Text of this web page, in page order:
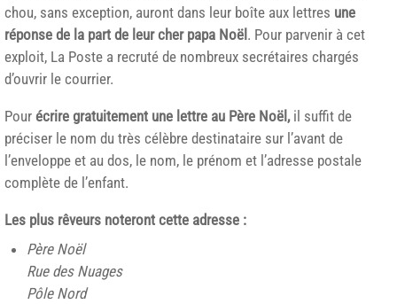
chou, sans exception, auront dans leur boîte aux lettres une
réponse de la part de leur cher papa Noël. Pour parvenir à cet
exploit, La Poste a recruté de nombreux secrétaires chargés
d’ouvrir le courrier.
Pour écrire gratuitement une lettre au Père Noël,il suffit de
préciser le nom du très célèbre destinataire sur l’avant de
l’enveloppe et au dos, le nom, le prénom et l’adresse postale
complète de l’enfant.
Les plus rêveurs noteront cette adresse :
Père Noël
Rue des Nuages
Pôle Nord